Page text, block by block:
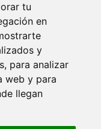
tu
en
y
para analizar
web y para
llegan
opciones para
día.